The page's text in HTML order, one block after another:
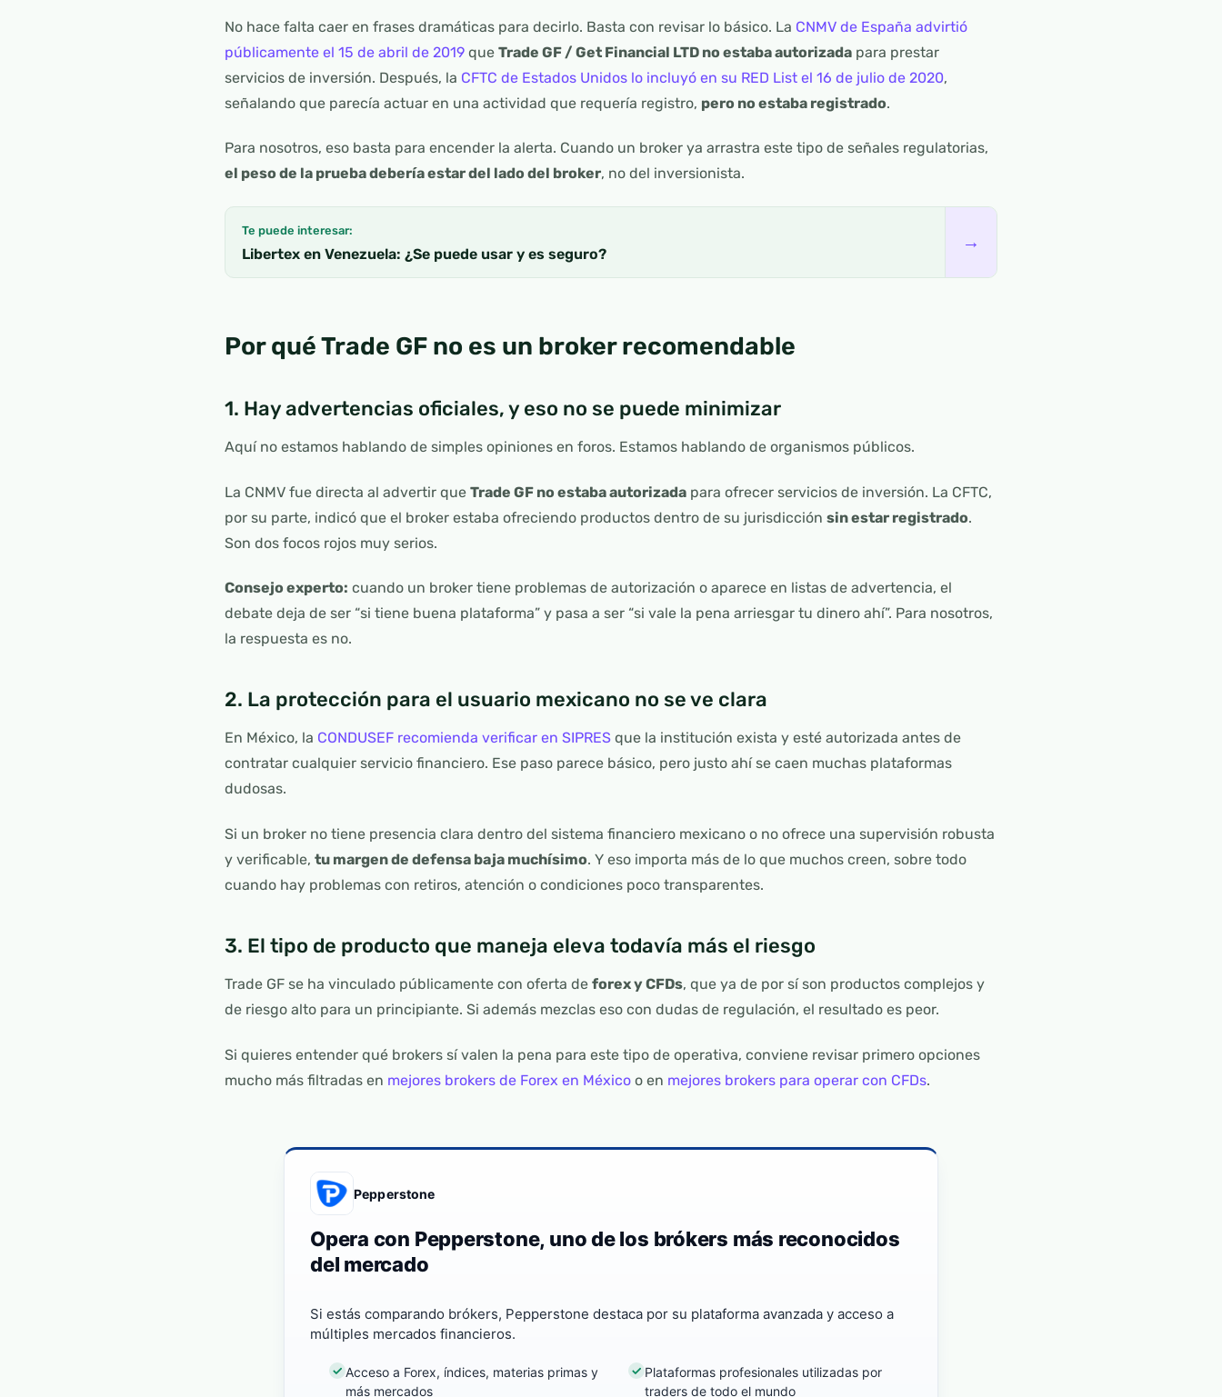
No hace falta caer en frases dramáticas para decirlo. Basta con revisar lo básico. La CNMV de España advirtió
públicamente el 15 de abril de 2019 que Trade GF / Get Financial LTD no estaba autorizada para prestar
servicios de inversión. Después, la CFTC de Estados Unidos lo incluyó en su RED List el 16 de julio de 2020,
señalando que parecía actuar en una actividad que requería registro, pero no estaba registrado.
Para nosotros, eso basta para encender la alerta. Cuando un broker ya arrastra este tipo de señales regulatorias,
el peso de la prueba debería estar del lado del broker, no del inversionista.
Te puede interesar:
Libertex en Venezuela: ¿Se puede usar y es seguro?
→
Por qué Trade GF no es un broker recomendable
1. Hay advertencias oficiales, y eso no se puede minimizar
Aquí no estamos hablando de simples opiniones en foros. Estamos hablando de organismos públicos.
La CNMV fue directa al advertir que Trade GF no estaba autorizada para ofrecer servicios de inversión. La CFTC,
por su parte, indicó que el broker estaba ofreciendo productos dentro de su jurisdicción sin estar registrado.
Son dos focos rojos muy serios.
Consejo experto: cuando un broker tiene problemas de autorización o aparece en listas de advertencia, el
debate deja de ser “si tiene buena plataforma” y pasa a ser “si vale la pena arriesgar tu dinero ahí”. Para nosotros,
la respuesta es no.
2. La protección para el usuario mexicano no se ve clara
En México, la CONDUSEF recomienda verificar en SIPRES que la institución exista y esté autorizada antes de
contratar cualquier servicio financiero. Ese paso parece básico, pero justo ahí se caen muchas plataformas
dudosas.
Si un broker no tiene presencia clara dentro del sistema financiero mexicano o no ofrece una supervisión robusta
y verificable, tu margen de defensa baja muchísimo. Y eso importa más de lo que muchos creen, sobre todo
cuando hay problemas con retiros, atención o condiciones poco transparentes.
3. El tipo de producto que maneja eleva todavía más el riesgo
Trade GF se ha vinculado públicamente con oferta de forex y CFDs, que ya de por sí son productos complejos y
de riesgo alto para un principiante. Si además mezclas eso con dudas de regulación, el resultado es peor.
Si quieres entender qué brokers sí valen la pena para este tipo de operativa, conviene revisar primero opciones
mucho más filtradas en mejores brokers de Forex en México o en mejores brokers para operar con CFDs.
Pepperstone
Opera con Pepperstone, uno de los brókers más reconocidos
del mercado
Si estás comparando brókers, Pepperstone destaca por su plataforma avanzada y acceso a
múltiples mercados financieros.
Acceso a Forex, índices, materias primas y
más mercados
Plataformas profesionales utilizadas por
traders de todo el mundo